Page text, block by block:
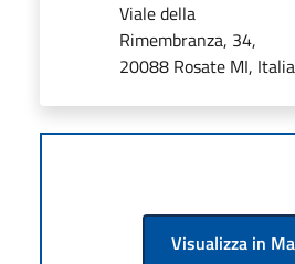
Viale della
Rimembranza, 34,
20088 Rosate MI, Italia
Visualizza in